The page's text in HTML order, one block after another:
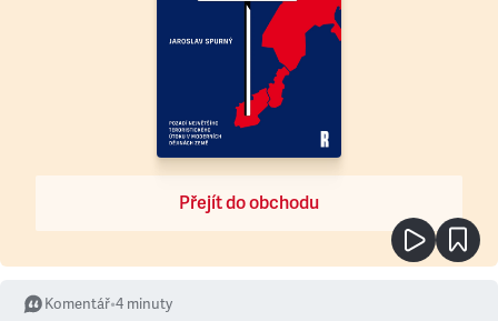
Přejít do obchodu
Komentář•4 minuty